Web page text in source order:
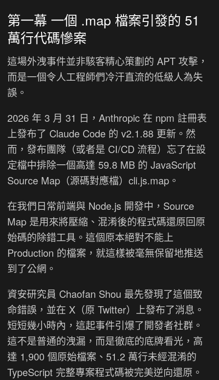
第一幕 一個 .map 檔案引發的 51
萬行代碼慘案
這場外洩事件並非駭客精心策劃的 APT 攻擊，
而是一個令人工程師們冷汗直流的低級人為失
誤。
2026 年 3 月 31 日，Anthropic 在 npm 註冊表
上發布了 Claude Code 的 v2.1.88 更新。然
而，發布團隊（或者是 CI/CD 流程）忘了在設
定檔中排除一個高達 59.8 MB 的 JavaScript
Source Map（源碼對應檔）cli.js.map。
在我們日常前端與 Node.js 開發中，Source
Map 是用來將壓縮、混淆後的程式碼還原回原
始碼的除錯工具。這個原本絕對不能上
Production 的檔案，就這樣被毫無保留地推送
到了公網。
資安研究員 Chaofan Shou 最先發現了這個致
命錯誤，並在 X（原 Twitter）上發布了消息。
短短幾小時內，這起事件引爆了開發者社群。
這不是普通的洩漏，而是徹底的底牌看光，高
達 1,900 個原始檔案、51.2 萬行未經混淆的
TypeScript 完整專案程式碼被完美逆向還原。